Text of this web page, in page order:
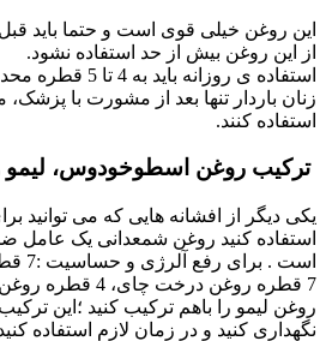
این روغن خیلی قوی است و حتما باید
از این روغن بیش از حد استفاده نشود.
استفاده ی روزانه باید به 4 تا 5 قطره محدود شود.
زنان باردار تنها بعد از مشورت با پزشک،
استفاده کنند.
ترکیب روغن اسطوخودوس،
یکی دیگر از افشانه هایی که می توانید
استفاده کنید روغن شمعدانی یک عامل
است
روغن لیمو را باهم ترکیب کنید ؛این
نگهداری کنید و در زمان لازم استفاده